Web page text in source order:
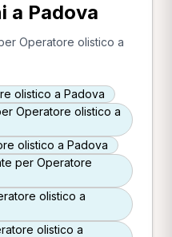
a Padova
Operatore olistico a
olistico a Padova
Operatore olistico a
olistico a Padova
per Operatore
olistico a
olistico a